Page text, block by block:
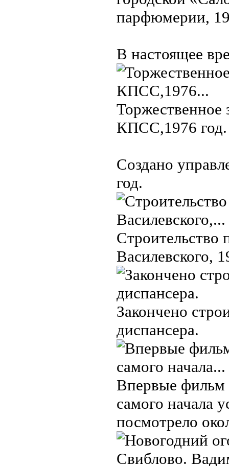
парфюмерии,
В настоящее
Торжественное
КПСС,1976 год.
Создано
год.
Василевского,
Закончено
диспансера.
Впервые фильм
самого начала
посмотрело